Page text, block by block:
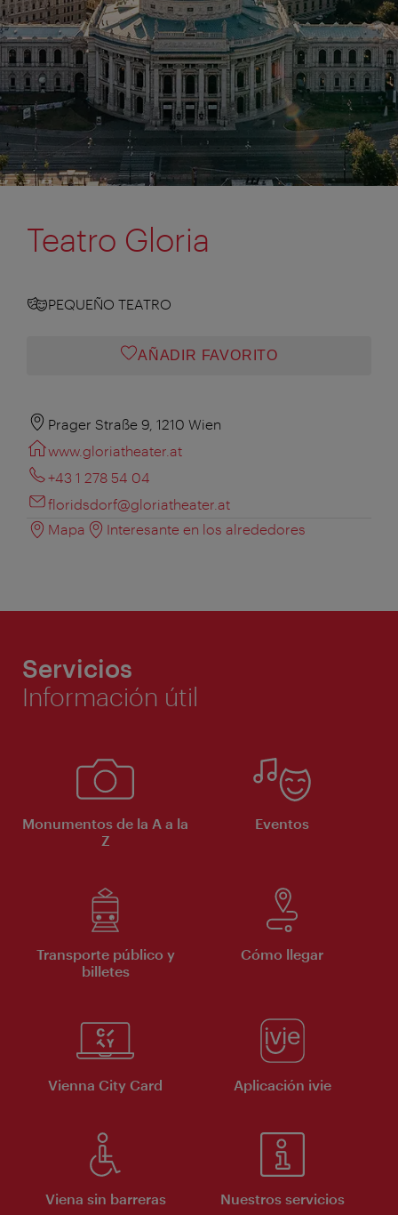
Teatro Gloria
PEQUEÑO TEATRO
AÑADIR FAVORITO
Prager Straße 9, 1210 Wien
www.gloriatheater.at
+43 1 278 54 04
floridsdorf@gloriatheater.at
Mapa
Interesante en los alrededores
Servicios
Información útil
Monumentos de la A a la
Z
Eventos
Transporte público y
billetes
Cómo llegar
Vienna City Card Aplicación ivie
Viena sin barreras Nuestros servicios